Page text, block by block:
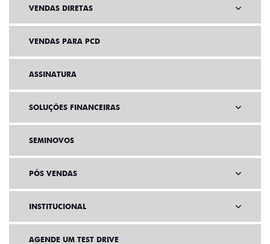
VENDAS DIRETAS
VENDAS PARA PCD
ASSINATURA
SOLUÇÕES FINANCEIRAS
SEMINOVOS
PÓS VENDAS
INSTITUCIONAL
AGENDE UM TEST DRIVE